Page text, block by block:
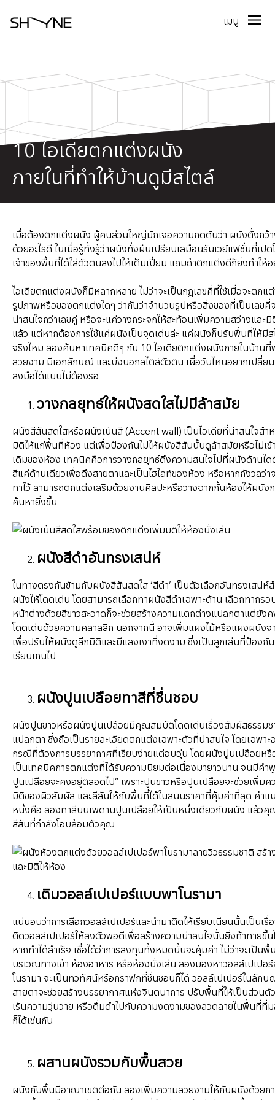
เมนู
2025.05.08
10 ไอเดียตกแต่งผนัง
ภายในที่ทำให้บ้านดูมีสไตล์
เมื่อต้องตกแต่งผนัง ผู้คนส่วนใหญ่มักเจอความกดดันว่า ผนังตั้งกว้
ด้วยอะไรดี ในเมื่อรู้ทั้งรู้ว่าผนังทั้งผืนเปรียบเสมือนรันเวย์แฟชั่นที่เปิด
เจ้าของพื้นที่ได้ใส่ตัวตนลงไปให้เต็มเปี่ยม แถมถ้าตกแต่งดีก็ยิ่งทำให้
ไอเดียตกแต่งผนังก็มีหลากหลาย ไม่ว่าจะเป็นกฎเลขคี่ที่ใช้เมื่อจะตก
รูปภาพหรือของตกแต่งใดๆ ว่ากันว่าจำนวนรูปหรือสิ่งของที่เป็นเลขคี่
น่าสนใจกว่าเลขคู่ หรือจะแค่วางกระจกให้สะท้อนเพิ่มความสว่างและ
แล้ว แต่หากต้องการใช้แค่ผนังเป็นจุดเด่นล่ะ แค่ผนังก็ปรับพื้นที่ให้มีส
จริงไหม ลองค้นหาเทคนิคดีๆ กับ 10 ไอเดียตกแต่งผนังภายในบ้านที่
สวยงาม มีเอกลักษณ์ และบ่งบอกสไตล์ตัวตน เผื่อวันไหนอยากเปลี่ย
ลงมือได้แบบไม่ต้องรอ
วางกลยุทธ์ให้ผนังสดใสไม่มีล้าสมัย
ผนังสีสันสดใสหรือผนังเน้นสี (Accent wall) เป็นไอเดียที่น่าสนใจสำ
มิติให้แก่พื้นที่ห้อง แต่เพื่อป้องกันไม่ให้ผนังสีสันนั้นดูล้าสมัยหรือไม่เข้
เดิมของห้อง เทคนิคคือการวางกลยุทธ์ดึงความสนใจไปที่ผนังด้านใ
สีแค่ด้านเดียวเพื่อดึงสายตาและเป็นไฮไลท์ของห้อง หรือหากกังวลว่า
ทาไว้ สามารถตกแต่งเสริมด้วยงานศิลปะหรือวางฉากกั้นห้องให้ผนัง
ค้นหายิ่งขึ้น
ผนังสีดำอันทรงเสน่ห์
ในทางตรงกันข้ามกับผนังสีสันสดใส ‘สีดำ’ เป็นตัวเลือกอันทรงเสน่ห์
ผนังให้โดดเด่น โดยสามารถเลือกทาผนังสีดำเฉพาะด้าน เลือกทากรอ
หน้าต่างด้วยสีขาวสะอาดก็จะช่วยสร้างความแตกต่างแปลกตาแต่ยัง
โดดเด่นด้วยความคลาสสิก นอกจากนี้ อาจเพิ่มแผงไม้หรือแผงผนัง
เพื่อปรับให้ผนังดูลึกมิติและมีแสงเงาที่งดงาม ซึ่งเป็นลูกเล่นที่ป้องกั
เรียบเกินไป
ผนังปูนเปลือยทาสีที่ชื่นชอบ
ผนังปูนขาวหรือผนังปูนเปลือยมีคุณสมบัติโดดเด่นเรื่องสัมผัสธรรม
แปลกตา ซึ่งถือเป็นรายละเอียดตกแต่งเฉพาะตัวที่น่าสนใจ โดยเฉพาะ
กรณีที่ต้องการบรรยากาศที่เรียบง่ายแต่อบอุ่น โดยผนังปูนเปลือยห
เป็นเทคนิคการตกแต่งที่ได้รับความนิยมต่อเนื่องมายาวนาน จนมีคำ
ปูนเปลือยจะคงอยู่ตลอดไป” เพราะปูนขาวหรือปูนเปลือยจะช่วยเพิ่ม
มิติของผิวสัมผัส และสีสันให้กับพื้นที่ได้ในสนนราคาที่คุ้มค่าที่สุด คำแ
หนึ่งคือ ลองทาสีบนเพดานปูนเปลือยให้เป็นหนึ่งเดียวกับผนัง แล้วคุ
สีสันที่กำลังโอบล้อมตัวคุณ
เติมวอลล์เปเปอร์แบบพาโนรามา
แน่นอนว่าการเลือกวอลล์เปเปอร์และนำมาติดให้เรียบเนียนนั้นเป็นเรื่
ติดวอลล์เปเปอร์ให้ลงตัวพอดีเพื่อสร้างความน่าสนใจนั้นยิ่งท้าทายขึ้
หากทำได้สำเร็จ เชื่อได้ว่าการลงทุนทั้งหมดนั้นจะคุ้มค่า ไม่ว่าจะเป็น
บริเวณทางเข้า ห้องอาหาร หรือห้องนั่งเล่น ลองมองหาวอลล์เปเปอ
โนรามา จะเป็นทิวทัศน์หรือกราฟิกที่ชื่นชอบก็ได้ วอลล์เปเปอร์ในลัก
สายตาจะช่วยสร้างบรรยากาศแห่งจินตนาการ ปรับพื้นที่ให้เป็นส่วนตั
เร้นความวุ่นวาย หรือดื่มด่ำไปกับความงดงามของลวดลายในพื้นที่ที่
ก็ได้เช่นกัน
ผสานผนังรวมกับพื้นสวย
ผนังกับพื้นมีอาณาเขตต่อกัน ลองเพิ่มความสวยงามให้กับผนังด้วยก